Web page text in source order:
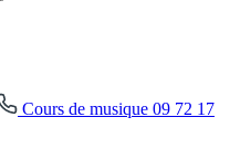
Cours de musique 09 72 17